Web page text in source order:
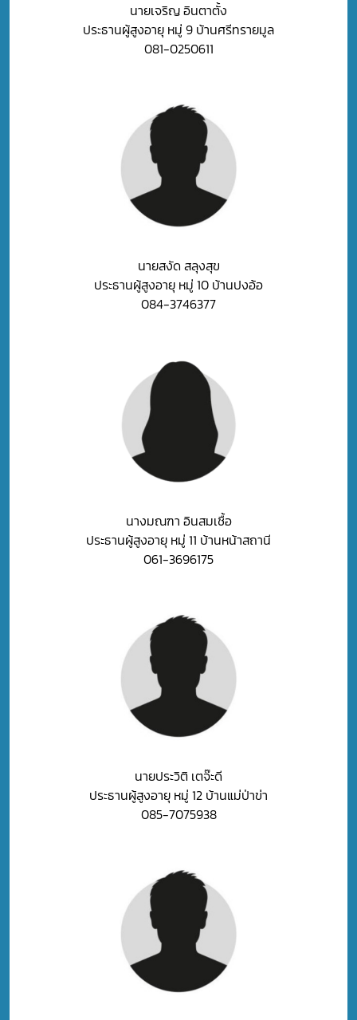
นายเจริญ อินตาตั้ง
ประธานผู้สูงอายุ หมู่ 9 บ้านศรีทรายมูล
081-0250611
นายสงัด สลุงสุข
ประธานผู้สูงอายุ หมู่ 10 บ้านปงอ้อ
084-3746377
นางมณฑา อินสมเชื้อ
ประธานผู้สูงอายุ หมู่ 11 บ้านหน้าสถานี
061-3696175
นายประวิติ เตจ๊ะดี
ประธานผู้สูงอายุ หมู่ 12 บ้านแม่ป่าข่า
085-7075938